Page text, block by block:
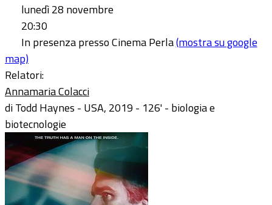
lunedì 28 novembre
20:30
In presenza presso Cinema Perla(mostra su google
map)
Relatori:
Annamaria Colacci
di Todd Haynes - USA, 2019 - 126' - biologia e
biotecnologie